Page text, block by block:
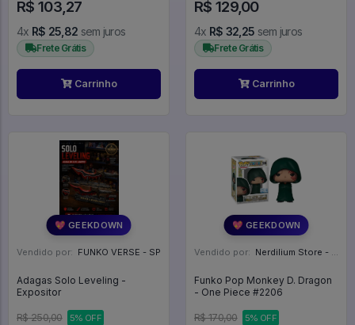
R$ 103,27
4x R$ 25,82 sem juros
Frete Grátis
Carrinho
R$ 129,00
4x R$ 32,25 sem juros
Frete Grátis
Carrinho
💖 GEEKDOWN
Vendido por: FUNKO VERSE - SP
Adagas Solo Leveling -
Expositor
R$ 250,00 5% OFF
💖 GEEKDOWN
Vendido por: Nerdilium Store - SP
Funko Pop Monkey D. Dragon
- One Piece #2206
R$ 170,00 5% OFF